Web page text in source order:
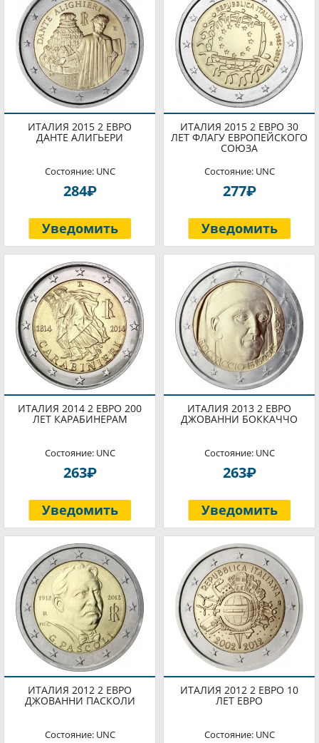
ИТАЛИЯ 2015 2 ЕВРО
ДАНТЕ АЛИГЬЕРИ
Состояние: UNC
284P
Уведомить
ИТАЛИЯ 2015 2 ЕВРО 30
ЛЕТ ФЛАГУ ЕВРОПЕЙСКОГО
СОЮЗА
Состояние: UNC
277P
Уведомить
ИТАЛИЯ 2014 2 ЕВРО 200
ЛЕТ КАРАБИНЕРАМ
Состояние: UNC
263P
Уведомить
ИТАЛИЯ 2013 2 ЕВРО
ДЖОВАННИ БОККАЧЧО
Состояние: UNC
263P
Уведомить
ИТАЛИЯ 2012 2 ЕВРО
ДЖОВАННИ ПАСКОЛИ
Состояние: UNC
ИТАЛИЯ 2012 2 ЕВРО 10
ЛЕТ ЕВРО
Состояние: UNC